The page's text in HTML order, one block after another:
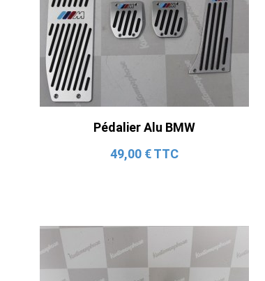
Pédalier Alu BMW
49,00 € TTC